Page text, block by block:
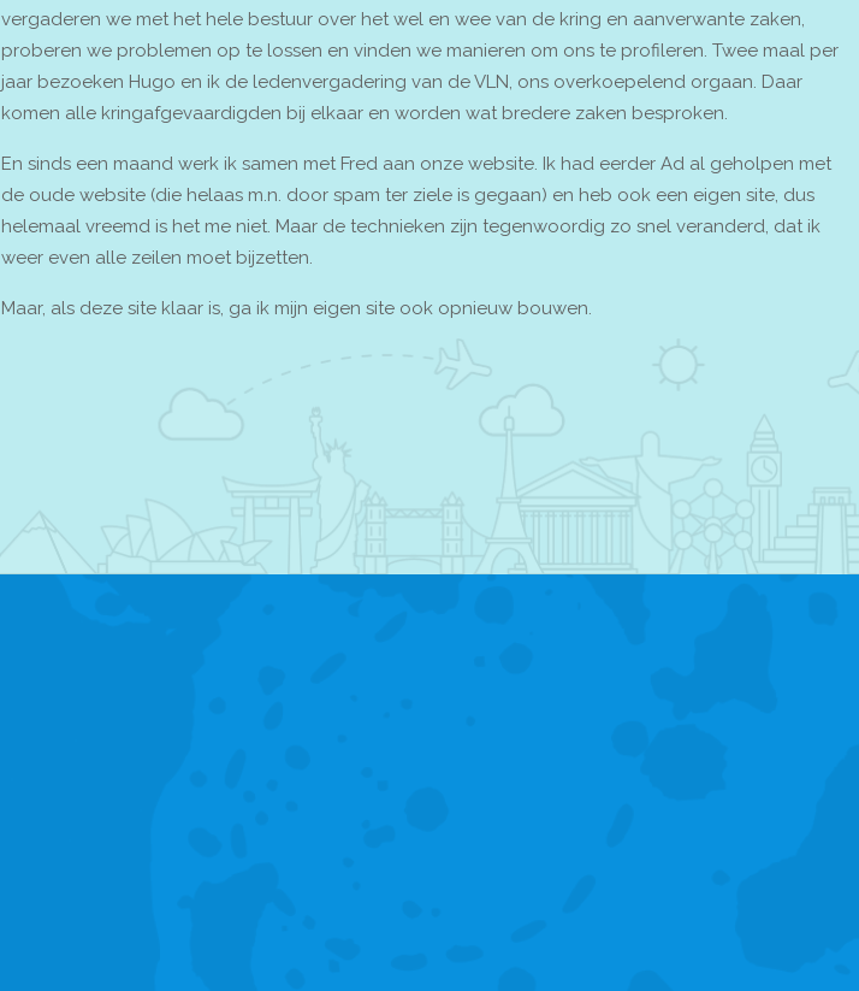
vergaderen we met het hele bestuur over het wel en wee van de kring en aanverwante zaken,
proberen we problemen op te lossen en vinden we manieren om ons te profileren. Twee maal per
jaar bezoeken Hugo en ik de ledenvergadering van de VLN, ons overkoepelend orgaan. Daar
komen alle kringafgevaardigden bij elkaar en worden wat bredere zaken besproken.
En sinds een maand werk ik samen met Fred aan onze website. Ik had eerder Ad al geholpen met
de oude website (die helaas m.n. door spam ter ziele is gegaan) en heb ook een eigen site, dus
helemaal vreemd is het me niet. Maar de technieken zijn tegenwoordig zo snel veranderd, dat ik
weer even alle zeilen moet bijzetten.
Maar, als deze site klaar is, ga ik mijn eigen site ook opnieuw bouwen.